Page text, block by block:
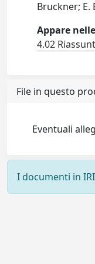
Bruckner; E.
Appare
4.02
File in questo
Eventuali
I documenti in